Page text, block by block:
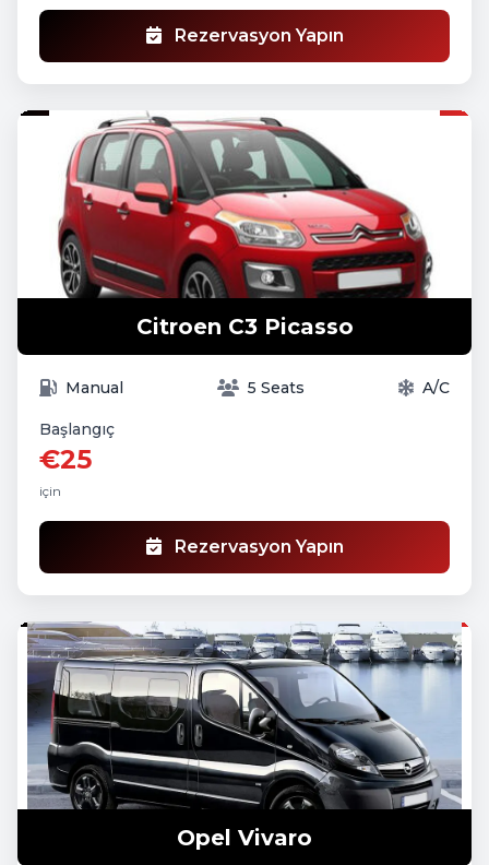
Rezervasyon Yapın
Citroen C3 Picasso
Manual 5 Seats A/C
Başlangıç
€25
için
Rezervasyon Yapın
Opel Vivaro